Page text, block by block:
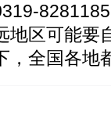
地区可能要
，全国各地